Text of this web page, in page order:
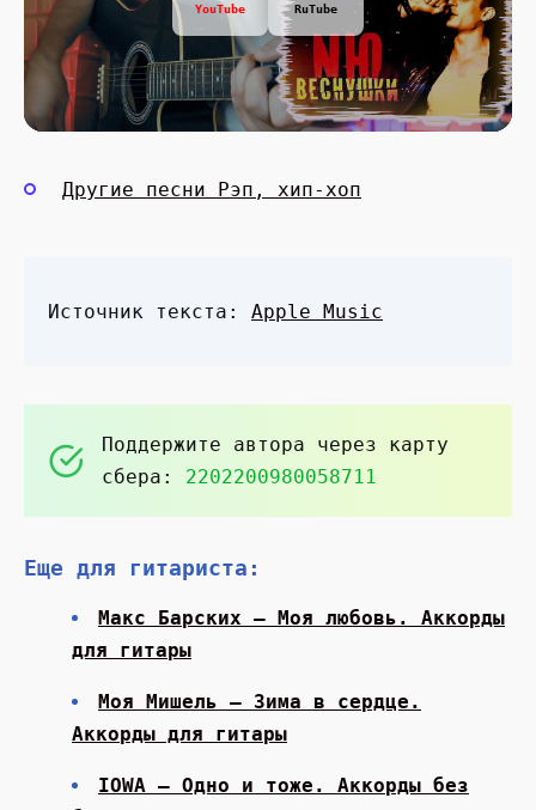
YouTube RuTube
Другие песни Рэп, хип-хоп
Источник текста: Apple Music
Поддержите автора через карту
сбера: 2202200980058711
Еще для гитариста:
Макс Барских — Моя любовь. Аккорды
для гитары
Моя Мишель — Зима в сердце.
Аккорды для гитары
IOWA — Одно и тоже. Аккорды без